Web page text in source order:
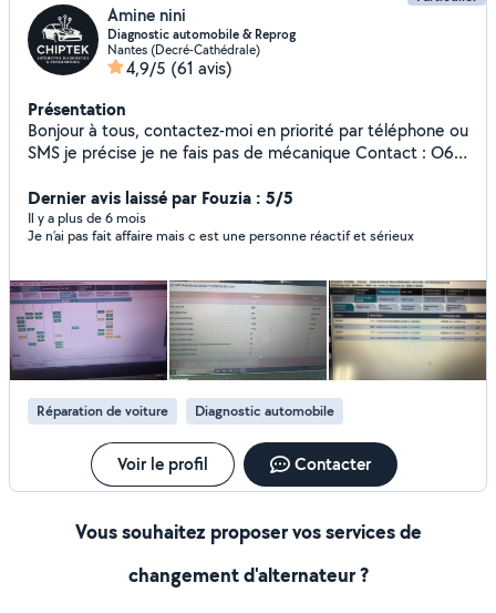
Amine nini
Diagnostic automobile & Reprog
Nantes (Decré-Cathédrale)
4,9/5 (61 avis)
Présentation
Bonjour à tous, contactez-moi en priorité par téléphone ou
SMS je précise je ne fais pas de mécanique Contact : O6
question ou prise de rendez-vous. Je vous propose mes
services pour réaliser un véritable diagnostic ou
reprogrammation automobile, bien plus qu'une simple
de la panne grâce à des tests d'actionneurs, des mesures
précises et une expertise technique approfondie.
Diagnostic concessionnaire disponible pour le groupe
VAG,BMW et Mini, groupe PSA, Renault, Mercedes et
smart,Ford, Fiat etToyota. Diagnostic complet pour tous
véhicules du groupe VAG (Volkswagen, Audi, Seat, Skoda)
Codage en ligne des calculateurs (moteur, ABS, DSG,
des composants... Adaptation des pièces remplacées
(injecteurs, vanne EGR, boîtier papillon, FAP)
adblue stage 1 ..
Dernier avis laissé par Fouzia : 5/5
Il y a plus de 6 mois
Je n’ai pas fait affaire mais c est une personne réactif et sérieux
Réparation de voiture Diagnostic automobile
Voir le profil Contacter
Vous souhaitez proposer vos services de
changement d'alternateur ?